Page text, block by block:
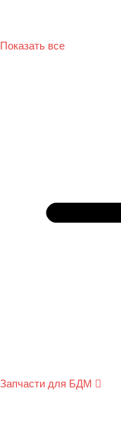
Показать все
Запчасти для БДМ